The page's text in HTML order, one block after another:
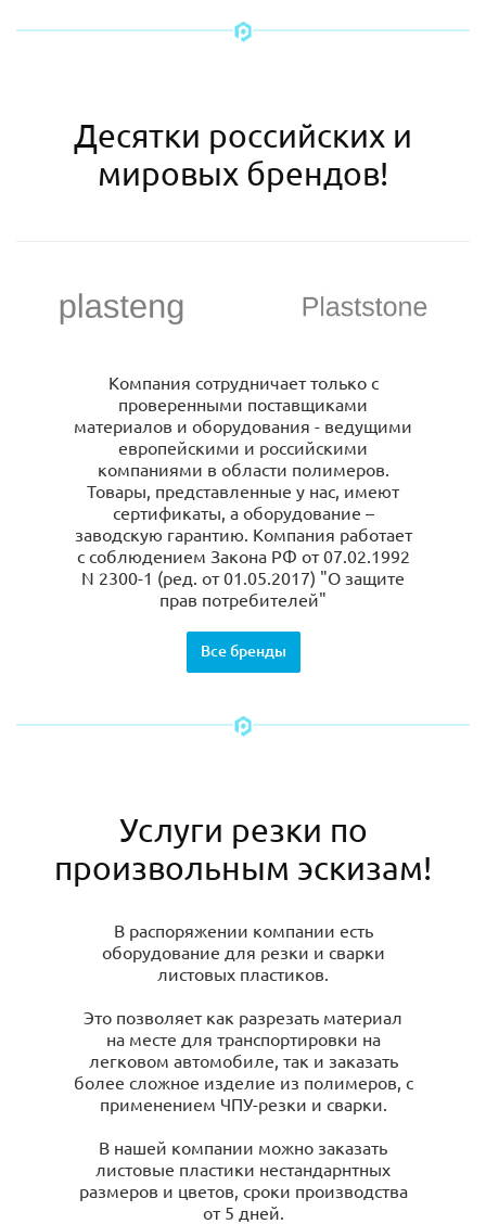
Десятки российских и
мировых брендов!
Компания сотрудничает только с
проверенными поставщиками
материалов и оборудования - ведущими
европейскими и российскими
компаниями в области полимеров.
Товары, представленные у нас, имеют
сертификаты, а оборудование –
заводскую гарантию. Компания работает
с соблюдением Закона РФ от 07.02.1992
N 2300-1 (ред. от 01.05.2017) "О защите
прав потребителей"
Все бренды
Услуги резки по
произвольным эскизам!
В распоряжении компании есть
оборудование для резки и сварки
листовых пластиков.
Это позволяет как разрезать материал
на месте для транспортировки на
легковом автомобиле, так и заказать
более сложное изделие из полимеров, с
применением ЧПУ-резки и сварки.
В нашей компании можно заказать
листовые пластики нестандарнтных
размеров и цветов, сроки производства
от 5 дней.